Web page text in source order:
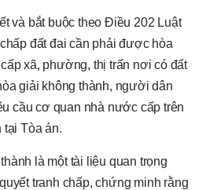
và bắt buộc theo Điều 202 Luật
đất đai cần phải được hòa
xã, phường, thị trấn nơi có đất
giải không thành, người dân
cầu cơ quan nhà nước cấp trên
tại Tòa án.
là một tài liệu quan trọng
tranh chấp, chứng minh rằng